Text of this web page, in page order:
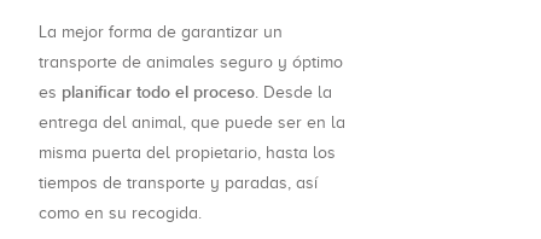
La mejor forma de garantizar un
transporte de animales seguro y óptimo
es planificar todo el proceso. Desde la
entrega del animal, que puede ser en la
misma puerta del propietario, hasta los
tiempos de transporte y paradas, así
como en su recogida.